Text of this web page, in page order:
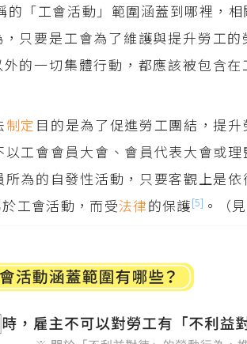
的「工會活動」範圍涵蓋到哪裡，
，只要是工會為了維護與提升勞工
外的一切集體行動，都應該被包含在
制定 目的是為了促進勞工團結，提
工會會員大會、會員代表大會或
為的自發性活動，只要客觀上是依
工會活動，而受法律的保護[5] 。（